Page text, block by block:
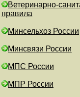
Ветеринарно-
правила
Минсельхоз России
Минсвязи России
МПС России
МПР России